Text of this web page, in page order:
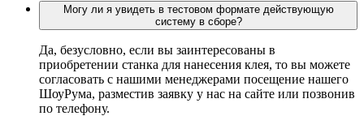
Могу ли я увидеть в тестовом формате действующую
систему в сборе?
Да, безусловно, если вы заинтересованы в
приобретении станка для нанесения клея, то вы можете
согласовать с нашими менеджерами посещение нашего
ШоуРума, разместив заявку у нас на сайте или позвонив
по телефону.